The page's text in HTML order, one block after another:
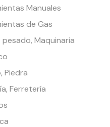
Manuales
de Gas
pesado, Maquinaria
Piedra
Ferretería